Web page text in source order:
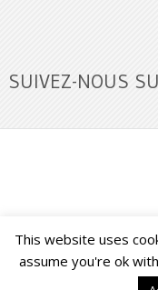
SUIVEZ-NOUS
Buzz Ultra Copyright ©
This website uses
assume you're ok